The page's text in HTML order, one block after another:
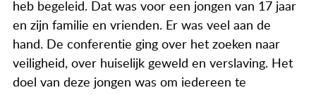
heb begeleid. Dat was voor een jongen van 17 jaar
en zijn familie en vrienden. Er was veel aan de
hand. De conferentie ging over het zoeken naar
veiligheid, over huiselijk geweld en verslaving. Het
doel van deze jongen was om iedereen te